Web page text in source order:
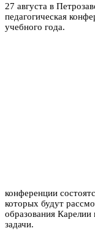
27 августа в
педагогическая
учебного года.
конференции
которых будут
образования
задачи.